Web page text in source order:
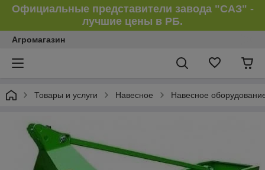
Официальные представители завода "САЗ" -
лучшие цены в РБ.
Агромагазин
Товары и услуги Навесное Навесное